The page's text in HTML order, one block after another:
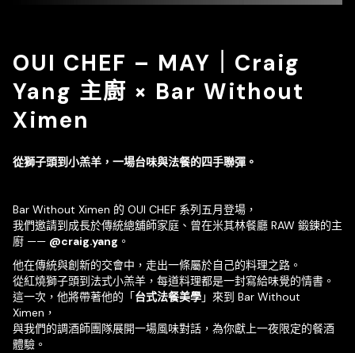
OUI CHEF – MAY｜Craig
Yang 主廚 × Bar Without
Ximen
從獅子頭到小羔羊，一場台味與法餐的四手聯彈。
Bar Without Ximen 的 OUI CHEF 系列五月登場，
我們邀請到成長於傳統總舖師家庭、曾在米其林餐廳 RAW 鍛鍊的主
廚 —— @craig.yang 。
他在傳統與創新的交會中，走出一條屬於自己的料理之路。
從紅燒獅子頭到法式小羔羊，每道料理都是一封寫給味覺的情書。
這一次，他將帶著他的「台式法餐美學」來到 Bar Without
Ximen，
與我們的調酒師團隊展開一場風味對話，為你獻上一夜限定的餐酒
體驗。